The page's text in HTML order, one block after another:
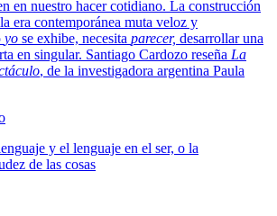
en nuestro hacer cotidiano. La construcción
era contemporánea muta veloz y
yo se exhibe, necesita parecer, desarrollar una
en singular. Santiago Cardozo reseña La
, de la investigadora argentina Paula